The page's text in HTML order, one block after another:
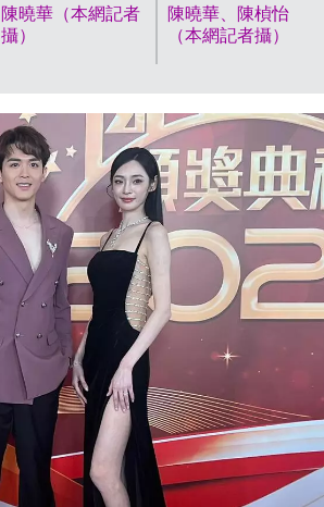
陳曉華（本網記者
攝）
陳曉華、陳楨怡
（本網記者攝）